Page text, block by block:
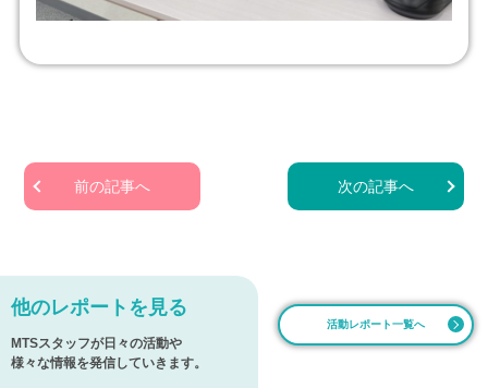
前の記事へ 次の記事へ
他のレポートを見る
MTSスタッフが日々の活動や
様々な情報を発信していきます。
活動レポート一覧へ